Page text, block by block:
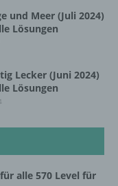
und Meer (Juli 2024)
Lösungen
Lecker (Juni 2024)
Lösungen
alle 570 Level für
Vorlieben,
Verhalten,
dieser
oder
einer Weise,
Daten